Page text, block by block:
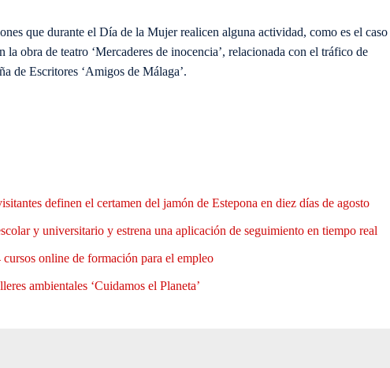
que durante el Día de la Mujer realicen alguna actividad, como es el caso
obra de teatro ‘Mercaderes de inocencia’, relacionada con el tráfico de
de Escritores ‘Amigos de Málaga’.
definen el certamen del jamón de Estepona en diez días de agosto
y universitario y estrena una aplicación de seguimiento en tiempo real
online de formación para el empleo
ambientales ‘Cuidamos el Planeta’